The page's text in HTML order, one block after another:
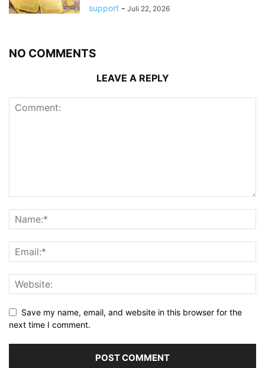
support - Juli 22, 2026
NO COMMENTS
LEAVE A REPLY
Save my name, email, and website in this browser for the
next time I comment.